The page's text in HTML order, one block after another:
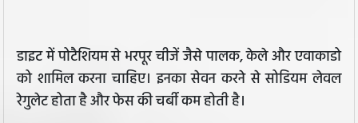
डाइट में पोटैशियम से भरपूर चीजें जैसे पालक, केले और एवाकाडो
को शामिल करना चाहिए। इनका सेवन करने से सोडियम लेवल
रेगुलेट होता है और फेस की चर्बी कम होती है।